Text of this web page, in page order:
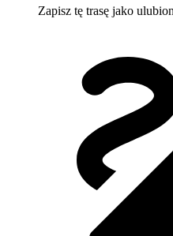
Zapisz tę trasę jako